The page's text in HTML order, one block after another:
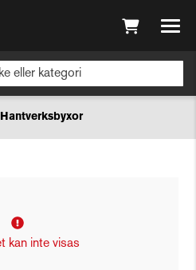
Hantverksbyxor
kan inte visas